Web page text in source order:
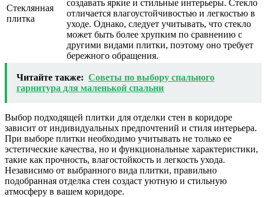
Стеклянная
плитка
создавать яркие и стильные интерьеры. Стекло
отличается влагоустойчивостью и легкостью в
уходе. Однако, следует учитывать, что стекло
может быть более хрупким по сравнению с
другими видами плитки, поэтому оно требует
бережного обращения.
Читайте также: Советы по выбору спального
гарнитура для маленькой спальни
Выбор подходящей плитки для отделки стен в коридоре
зависит от индивидуальных предпочтений и стиля интерьера.
При выборе плитки необходимо учитывать не только ее
эстетические качества, но и функциональные характеристики,
такие как прочность, влагостойкость и легкость ухода.
Независимо от выбранного вида плитки, правильно
подобранная отделка стен создаст уютную и стильную
атмосферу в вашем коридоре.